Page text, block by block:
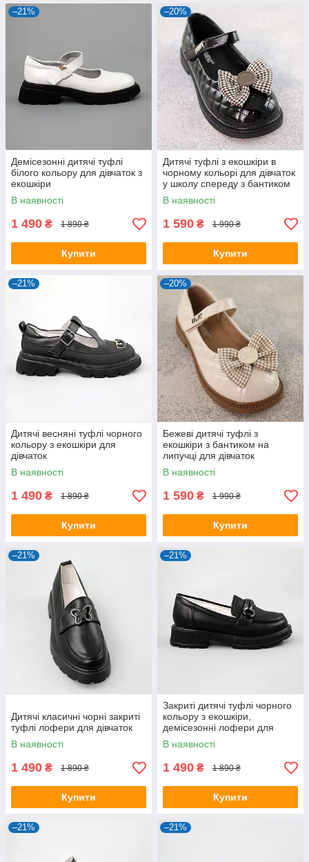
–21%
Демісезонні дитячі туфлі
білого кольору для дівчаток з
екошкіри
В наявності
1 490 ₴ 1 890 ₴
Купити
–20%
Дитячі туфлі з екошкіри в
чорному кольорі для дівчаток
у школу спереду з бантиком
В наявності
1 590 ₴ 1 990 ₴
Купити
–21%
Дитячі весняні туфлі чорного
кольору з екошкіри для
дівчаток
В наявності
1 490 ₴ 1 890 ₴
Купити
–20%
Бежеві дитячі туфлі з
екошкіри з бантиком на
липучці для дівчаток
В наявності
1 590 ₴ 1 990 ₴
Купити
–21%
Дитячі класичні чорні закриті
туфлі лофери для дівчаток
В наявності
1 490 ₴ 1 890 ₴
Купити
–21%
Закриті дитячі туфлі чорного
кольору з екошкіри,
демісезонні лофери для
дівчаток.
В наявності
1 490 ₴ 1 890 ₴
Купити
–21% –21%